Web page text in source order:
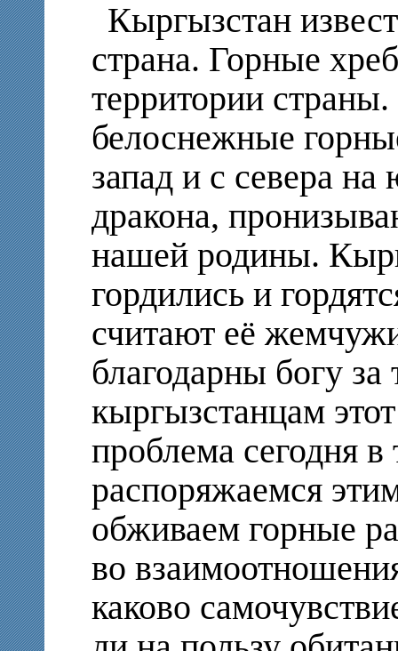
Кыргызстан
страна. Горные
территории
белоснежные
запад и с севера
дракона,
нашей родины.
гордились и
считают её
благодарны богу
кыргызстанцам
проблема сегодня
распоряжаемся
обживаем горные
во
каково